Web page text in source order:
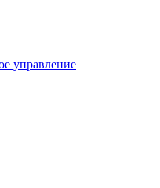
управление